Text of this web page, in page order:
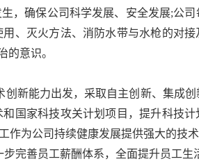
，确保公司科学发展、安全发展;公
、灭火方法、消防水带与水枪的对接
的意识。
新能力出发，采取自主创新、集成
国家科技攻关计划项目，提升科技计
为公司持续健康发展提供强大的技术
完善员工薪酬体系，全面提升员工生